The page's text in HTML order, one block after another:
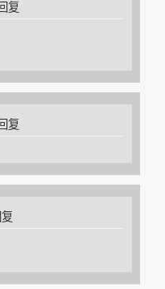
复
复